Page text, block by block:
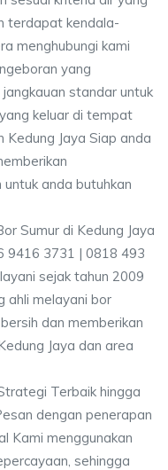
terdapat kendala-
menghubungi kami
yang
standar untuk
keluar di tempat
Kedung Jaya Siap anda
anda butuhkan
9416 3731 | 0818 493
sejak tahun 2009
ahli melayani bor
dan memberikan
Jaya dan area
Terbaik hingga
dengan penerapan
Kami menggunakan
sehingga